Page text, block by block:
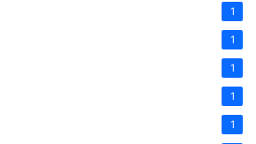
1
1
1
1
1